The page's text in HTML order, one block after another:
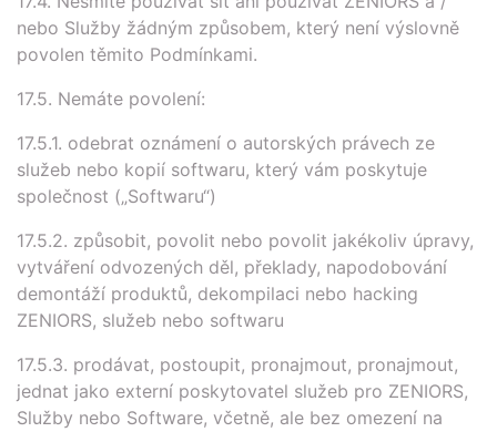
nebo Služby žádným způsobem, který není výslovně
povolen těmito Podmínkami.
17.5. Nemáte povolení:
17.5.1. odebrat oznámení o autorských právech ze
služeb nebo kopií softwaru, který vám poskytuje
společnost („Softwaru“)
17.5.2. způsobit, povolit nebo povolit jakékoliv úpravy,
vytváření odvozených děl, překlady, napodobování
demontáží produktů, dekompilaci nebo hacking
ZENIORS, služeb nebo softwaru
17.5.3. prodávat, postoupit, pronajmout, pronajmout,
jednat jako externí poskytovatel služeb pro ZENIORS,
Služby nebo Software, včetně, ale bez omezení na